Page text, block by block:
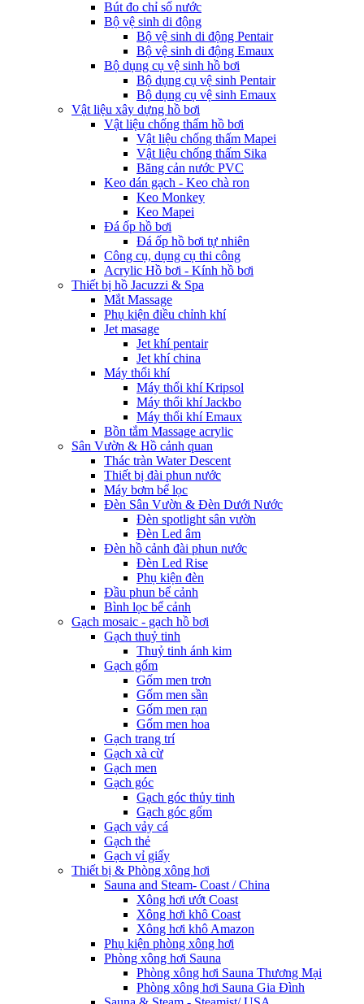
Bút đo chỉ số nước
Bộ vệ sinh di động
Bộ vệ sinh di động Pentair
Bộ vệ sinh di động Emaux
Bộ dụng cụ vệ sinh hồ bơi
Bộ dụng cụ vệ sinh Pentair
Bộ dụng cụ vệ sinh Emaux
Vật liệu xây dựng hồ bơi
Vật liệu chống thấm hồ bơi
Vật liệu chống thấm Mapei
Vật liệu chống thấm Sika
Băng cản nước PVC
Keo dán gạch - Keo chà ron
Keo Monkey
Keo Mapei
Đá ốp hồ bơi
Đá ốp hồ bơi tự nhiên
Công cụ, dụng cụ thi công
Acrylic Hồ bơi - Kính hồ bơi
Thiết bị hồ Jacuzzi & Spa
Mắt Massage
Phụ kiện điều chỉnh khí
Jet masage
Jet khí pentair
Jet khí china
Máy thổi khí
Máy thổi khí Kripsol
Máy thổi khí Jackbo
Máy thổi khí Emaux
Bồn tắm Massage acrylic
Sân Vườn & Hồ cảnh quan
Thác tràn Water Descent
Thiết bị đài phun nước
Máy bơm bể lọc
Đèn Sân Vườn & Đèn Dưới Nước
Đèn spotlight sân vườn
Đèn Led âm
Đèn hồ cảnh đài phun nước
Đèn Led Rise
Phụ kiện đèn
Đầu phun bể cảnh
Bình lọc bể cảnh
Gạch mosaic - gạch hồ bơi
Gạch thuỷ tinh
Thuỷ tinh ánh kim
Gạch gốm
Gốm men trơn
Gốm men sần
Gốm men rạn
Gốm men hoa
Gạch trang trí
Gạch xà cừ
Gạch men
Gạch góc
Gạch góc thủy tinh
Gạch góc gốm
Gạch vảy cá
Gạch thẻ
Gạch vỉ giấy
Thiết bị & Phòng xông hơi
Sauna and Steam- Coast / China
Xông hơi ướt Coast
Xông hơi khô Coast
Xông hơi khô Amazon
Phụ kiện phòng xông hơi
Phòng xông hơi Sauna
Phòng xông hơi Sauna Thương Mại
Phòng xông hơi Sauna Gia Đình